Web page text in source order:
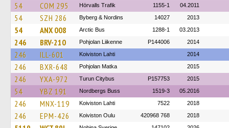
54 COM 295 Hörvalls Trafik 1155-1 04.2011
54 SZH 286 Byberg & Nordins 14027 2013
54 ANX 008 Arctic Bus 1288-1 03.2013
246 BRV-210 Pohjolan Liikenne P144006 2014
246 ILL-601 Koiviston Lahti 2014
246 BXR-648 Pohjolan Matka 2015
246 YXA-972 Turun Citybus P157753 2015
54 YBZ 191 Nordbergs Buss 1519-3 05.2016
246 MNX-119 Koiviston Lahti 7522 2018
246 EPM-426 Koiviston Oulu 420968 768 2018